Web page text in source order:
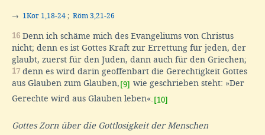
→ 1Kor 1,18-24 ; Röm 3,21-26
16 Denn ich schäme mich des Evangeliums von Christus
nicht; denn es ist Gottes Kraft zur Errettung für jeden, der
glaubt, zuerst für den Juden, dann auch für den Griechen;
17 denn es wird darin geoffenbart die Gerechtigkeit Gottes
aus Glauben zum Glauben, [9] wie geschrieben steht: »Der
Gerechte wird aus Glauben leben«. [10]
Gottes Zorn über die Gottlosigkeit der Menschen